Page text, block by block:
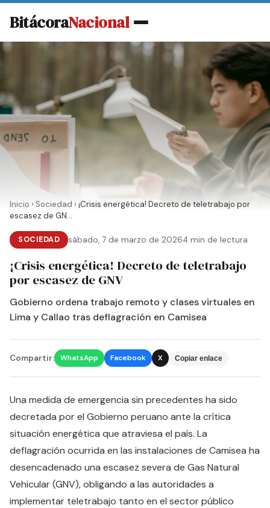
BitácoraNacional
Inicio › Sociedad › ¡Crisis energética! Decreto de teletrabajo por
escasez de GN...
SOCIEDAD sábado, 7 de marzo de 20264 min de lectura
¡Crisis energética! Decreto de teletrabajo
por escasez de GNV
Gobierno ordena trabajo remoto y clases virtuales en
Lima y Callao tras deflagración en Camisea
Compartir: WhatsApp Facebook X Copiar enlace
Una medida de emergencia sin precedentes ha sido
decretada por el Gobierno peruano ante la crítica
situación energética que atraviesa el país. La
deflagración ocurrida en las instalaciones de Camisea ha
desencadenado una escasez severa de Gas Natural
Vehicular (GNV), obligando a las autoridades a
implementar teletrabajo tanto en el sector público